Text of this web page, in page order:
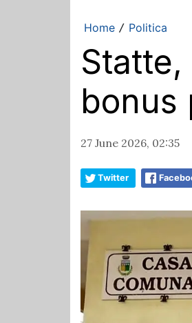
Home / Politica
bonus
27 June 2026, 02:35
Twitter